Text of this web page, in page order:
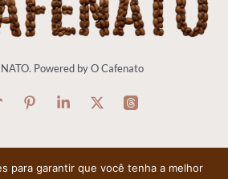
Powered by O Cafenato
para garantir que você tenha a melhor